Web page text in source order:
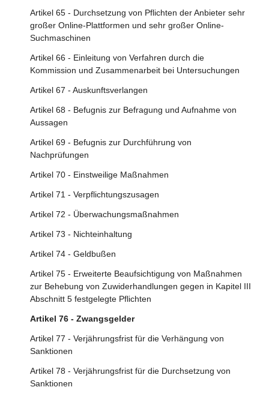
Artikel 29 - Ausnahme für Kleinst- und Kleinunternehmen
Artikel 31 - Konformität durch Technikgestaltung
Abschnitt 5 - Zusätzliche Verpflichtungen in Bezug auf den
Umgang mit systemischen Risiken für Anbieter von sehr
Suchmaschinen
Artikel 33 - Sehr große Online-Plattformen und sehr
große Online-Suchmaschinen
Artikel 34 - Risikobewertung
Artikel 35 - Risikominderung
Artikel 36 - Krisenreaktionsmechanismus
Artikel 38 - Empfehlungssysteme
Artikel 39 - Zusätzliche Transparenz der Online-Werbung
Artikel 40 - Datenzugang und Kontrolle
Artikel 41 - Compliance-Abteilung
Artikel 43 - Aufsichtsgebühren
Artikel 65 - Durchsetzung von Pflichten der Anbieter sehr
großer Online-Plattformen und sehr großer Online-
Suchmaschinen
Artikel 66 - Einleitung von Verfahren durch die
Kommission und Zusammenarbeit bei Untersuchungen
Artikel 67 - Auskunftsverlangen
Artikel 68 - Befugnis zur Befragung und Aufnahme von
Aussagen
Artikel 69 - Befugnis zur Durchführung von
Nachprüfungen
Artikel 70 - Einstweilige Maßnahmen
Artikel 71 - Verpflichtungszusagen
Artikel 72 - Überwachungsmaßnahmen
Artikel 73 - Nichteinhaltung
Artikel 74 - Geldbußen
Artikel 75 - Erweiterte Beaufsichtigung von Maßnahmen
zur Behebung von Zuwiderhandlungen gegen in Kapitel III
Abschnitt 5 festgelegte Pflichten
Artikel 76 - Zwangsgelder
Artikel 77 - Verjährungsfrist für die Verhängung von
Sanktionen
Artikel 78 - Verjährungsfrist für die Durchsetzung von
Sanktionen